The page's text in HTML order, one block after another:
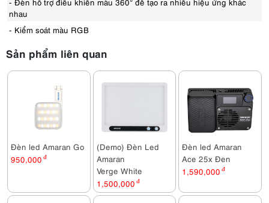
nhau
- Kiểm soát màu RGB
Sản phẩm liên quan
Đèn led Amaran Go
950,000 đ
(Demo) Đèn Led
Amaran
Verge White
1,500,000 đ
Đèn led Amaran
Ace 25x Đen
1,590,000 đ